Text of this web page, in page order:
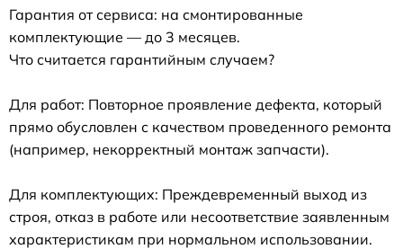
Гарантия от сервиса: на смонтированные
комплектующие — до 3 месяцев.
Что считается гарантийным случаем?
Для работ: Повторное проявление дефекта, который
прямо обусловлен с качеством проведенного ремонта
(например, некорректный монтаж запчасти).
Для комплектующих: Преждевременный выход из
строя, отказ в работе или несоответствие заявленным
характеристикам при нормальном использовании.